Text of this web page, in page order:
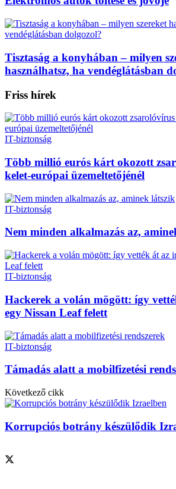
Tisztaság a konyhában – milyen
használhatsz, ha vendéglátásban
Friss hírek
IT-biztonság
Több millió eurós kárt okozott
kelet-európai üzemeltetőjénél
IT-biztonság
Nem minden alkalmazás az,
IT-biztonság
Hackerek a volán mögött: így
egy Nissan Leaf felett
IT-biztonság
Támadás alatt a mobilfizetési
Következő cikk
Korrupciós botrány készülődik